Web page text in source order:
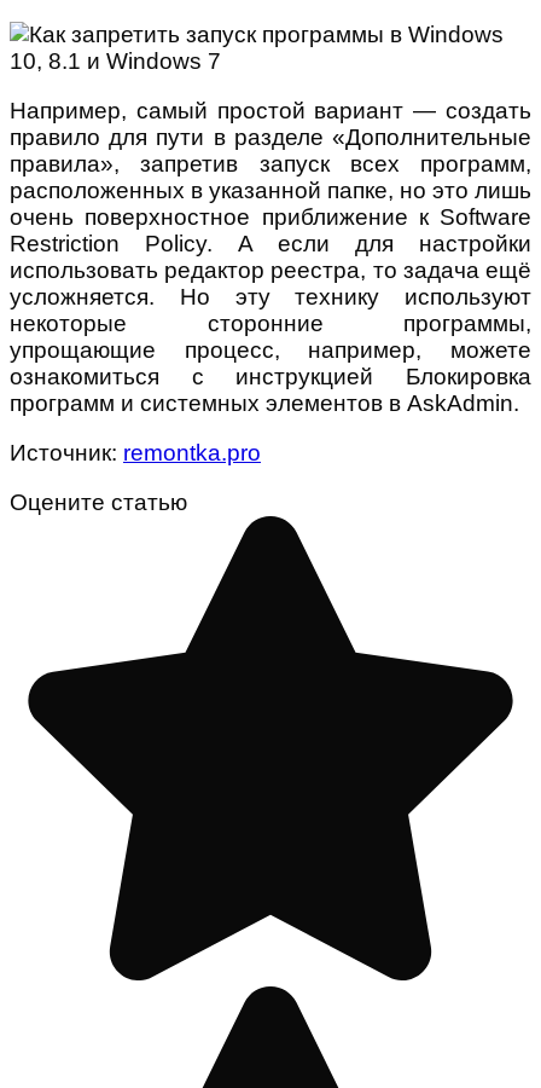
Например, самый простой вариант — создать
правило для пути в разделе «Дополнительные
правила», запретив запуск всех программ,
расположенных в указанной папке, но это лишь
очень поверхностное приближение к Software
Restriction Policy. А если для настройки
использовать редактор реестра, то задача ещё
усложняется. Но эту технику используют
некоторые сторонние программы,
упрощающие процесс, например, можете
ознакомиться с инструкцией Блокировка
программ и системных элементов в AskAdmin.
Источник: remontka.pro
Оцените статью